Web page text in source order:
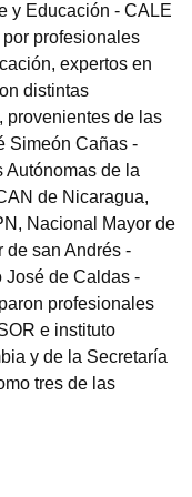
y Educación - CALE
profesio­nales
expertos en
distintas
provenientes de las
Simeón Cañas -
Autónomas de la
de Nicaragua,
Nacional Mayor de
de san Andrés -
José de Caldas -
profesionales
e instituto
y de la Secretaría
tres de las